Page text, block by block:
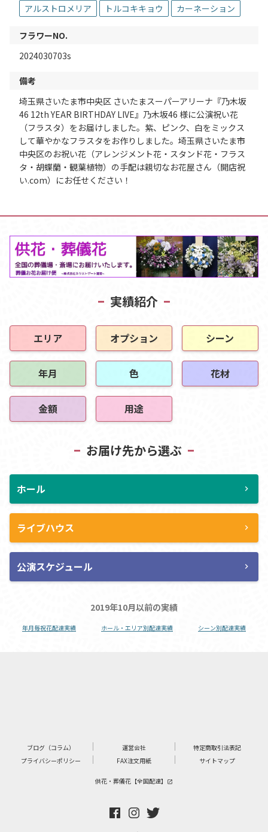
アルストロメリア
トルコキキョウ カーネーション
フラワーNO.
2024030703s
備考
埼玉県さいたま市中央区 さいたまスーパーアリーナ『乃木坂
46 12th YEAR BIRTHDAY LIVE』乃木坂46 様に公演祝い花
（フラスタ）をお届けしました。紫、ピンク、白をミックス
して華やかなフラスタをお作りしました。埼玉県さいたま市
中央区のお祝い花（アレンジメント花・スタンド花・フラス
タ・胡蝶蘭・観葉植物）の手配は親切なお花屋さん（開店祝
い.com）にお任せください！
実績紹介
エリア オプション シーン
年月 色 花材
金額 用途
お届け先から選ぶ
ホール chevron_right
ライブハウス chevron_right
公演スケジュール chevron_right
2019年10月以前の実績
年月毎祝花配達実績 ホール・エリア別配達実績 シーン別配達実績
ブログ（コラム） 運営会社
特定商取引法表記
プライバシーポリシー
FAX注文用紙 サイトマップ
供花・葬儀花【全国配達】 launch